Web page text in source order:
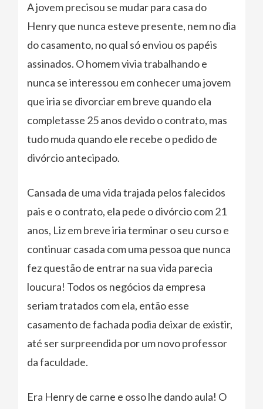
A jovem precisou se mudar para casa do
Henry que nunca esteve presente, nem no dia
do casamento, no qual só enviou os papéis
assinados. O homem vivia trabalhando e
nunca se interessou em conhecer uma jovem
que iria se divorciar em breve quando ela
completasse 25 anos devido o contrato, mas
tudo muda quando ele recebe o pedido de
divórcio antecipado.
Cansada de uma vida trajada pelos falecidos
pais e o contrato, ela pede o divórcio com 21
anos, Liz em breve iria terminar o seu curso e
continuar casada com uma pessoa que nunca
fez questão de entrar na sua vida parecia
loucura! Todos os negócios da empresa
seriam tratados com ela, então esse
casamento de fachada podia deixar de existir,
até ser surpreendida por um novo professor
da faculdade.
Era Henry de carne e osso lhe dando aula! O